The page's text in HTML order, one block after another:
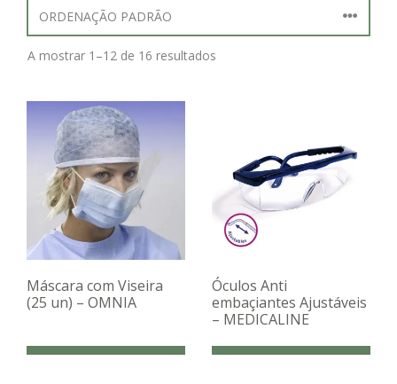
A mostrar 1–12 de 16 resultados
Máscara com Viseira
(25 un) – OMNIA
Óculos Anti
embaçiantes Ajustáveis
– MEDICALINE